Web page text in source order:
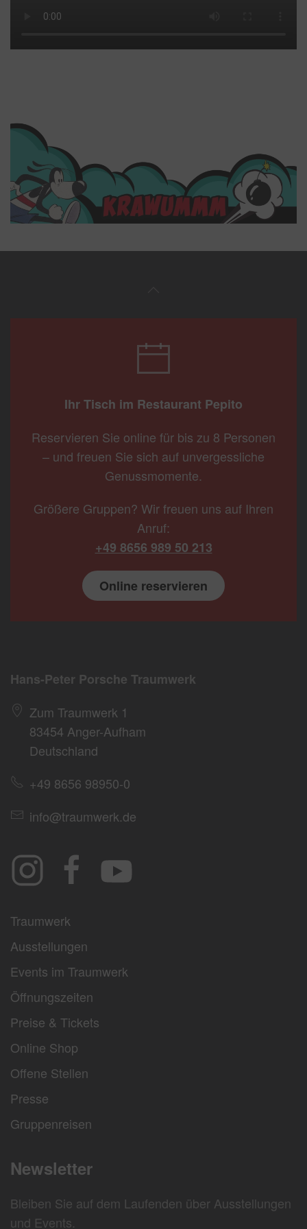
Ihr Tisch im Restaurant Pepito
Reservieren Sie online für bis zu 8 Personen
– und freuen Sie sich auf unvergessliche
Genussmomente.
Größere Gruppen? Wir freuen uns auf Ihren
Anruf:
+49 8656 989 50 213
Online reservieren
Hans-Peter Porsche Traumwerk
Zum Traumwerk 1
83454 Anger-Aufham
Deutschland
+49 8656 98950-0
info@traumwerk.de
Traumwerk
Ausstellungen
Events im Traumwerk
Öffnungszeiten
Preise & Tickets
Online Shop
Offene Stellen
Presse
Gruppenreisen
Newsletter
Bleiben Sie auf dem Laufenden über Ausstellungen
und Events.